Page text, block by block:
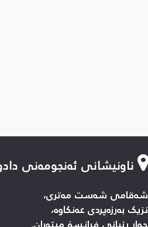
ناونیشانی ئەنجومەنی
شەقامی شەست مەتری،
نزیک بەرزەپردی عەنکاوە،
چوار ڕێیانی فرانسۆ میتەران.